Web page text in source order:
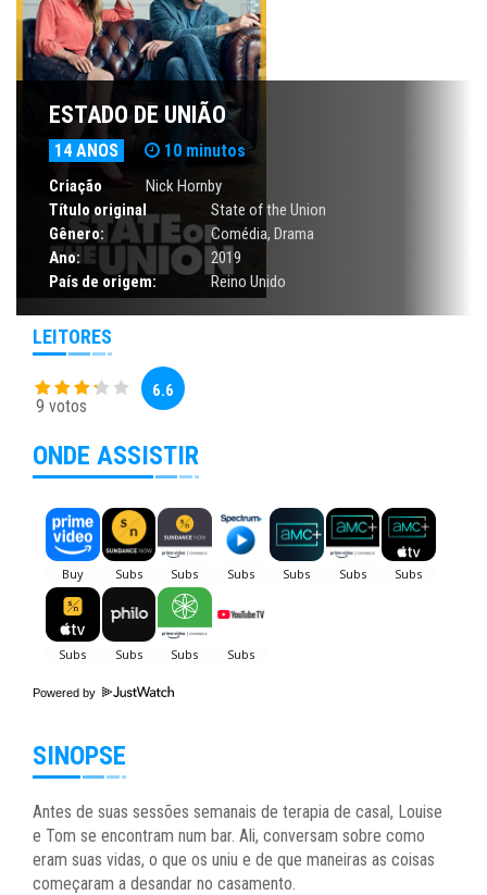
ESTADO DE UNIÃO
14 ANOS 10 minutos
Criação
Nick Hornby
Título original
State of the Union
Gênero:
Comédia, Drama
Ano:
2019
País de origem:
Reino Unido
LEITORES
9 votos
6.6
ONDE ASSISTIR
Powered by
SINOPSE
Antes de suas sessões semanais de terapia de casal, Louise
e Tom se encontram num bar. Ali, conversam sobre como
eram suas vidas, o que os uniu e de que maneiras as coisas
começaram a desandar no casamento.